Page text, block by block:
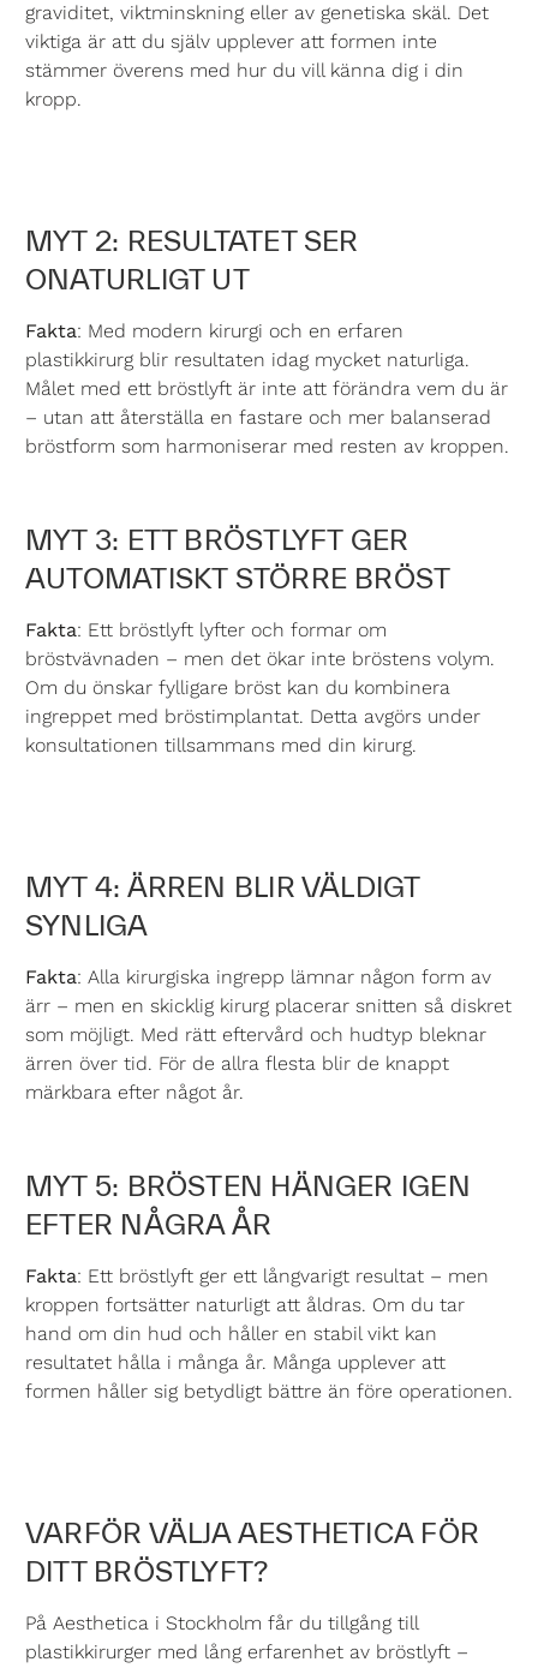
graviditet, viktminskning eller av genetiska skäl. Det
viktiga är att du själv upplever att formen inte
stämmer överens med hur du vill känna dig i din
kropp.
MYT 2: RESULTATET SER
ONATURLIGT UT
Fakta: Med modern kirurgi och en erfaren
plastikkirurg blir resultaten idag mycket naturliga.
Målet med ett bröstlyft är inte att förändra vem du är
– utan att återställa en fastare och mer balanserad
bröstform som harmoniserar med resten av kroppen.
MYT 3: ETT BRÖSTLYFT GER
AUTOMATISKT STÖRRE BRÖST
Fakta: Ett bröstlyft lyfter och formar om
bröstvävnaden – men det ökar inte bröstens volym.
Om du önskar fylligare bröst kan du kombinera
ingreppet med bröstimplantat. Detta avgörs under
konsultationen tillsammans med din kirurg.
MYT 4: ÄRREN BLIR VÄLDIGT
SYNLIGA
Fakta: Alla kirurgiska ingrepp lämnar någon form av
ärr – men en skicklig kirurg placerar snitten så diskret
som möjligt. Med rätt eftervård och hudtyp bleknar
ärren över tid. För de allra flesta blir de knappt
märkbara efter något år.
MYT 5: BRÖSTEN HÄNGER IGEN
EFTER NÅGRA ÅR
Fakta: Ett bröstlyft ger ett långvarigt resultat – men
kroppen fortsätter naturligt att åldras. Om du tar
hand om din hud och håller en stabil vikt kan
resultatet hålla i många år. Många upplever att
formen håller sig betydligt bättre än före operationen.
VARFÖR VÄLJA AESTHETICA FÖR
DITT BRÖSTLYFT?
På Aesthetica i Stockholm får du tillgång till
plastikkirurger med lång erfarenhet av bröstlyft –